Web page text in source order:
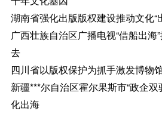
湖南省强化出版版权建设推动文化“
广西壮族自治区广播电视“借船出海
去
四川省以版权保护为抓手激发博物
新疆***尔自治区霍尔果斯市“政企
化出海